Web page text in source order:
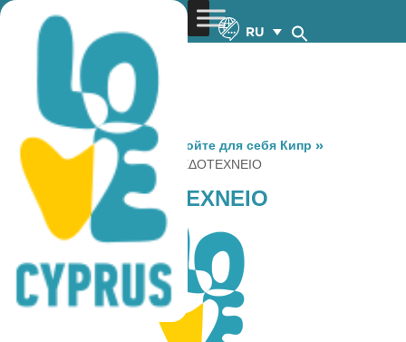
RU
You are here: Home »Откройте для себя Кипр »
Gastronomy
» ΤΑΤΣΙΑ ΜΕΖΕΔΟΤΕΧΝΕΙΟ
ΤΑΤΣΙΑ ΜΕΖΕΔΟΤΕΧΝΕΙΟ